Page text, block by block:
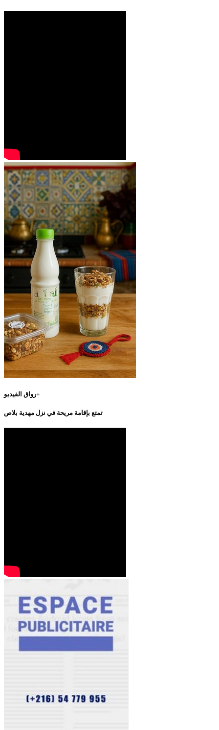
رواق الفيديو+
تمتع بإقامة مريحة في نزل مهدية بلاص